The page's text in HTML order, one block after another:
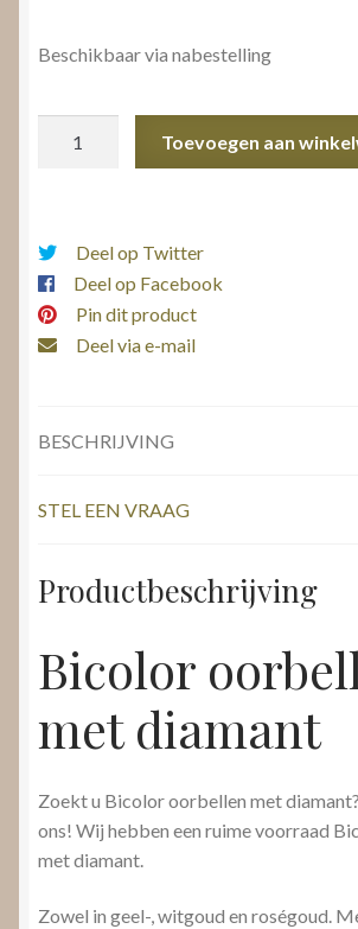
Beschikbaar via nabestelling
aantal
Toevoegen aan
Deel op Twitter
Deel op Facebook
Pin dit product
Deel via e-mail
BESCHRIJVING
STEL EEN VRAAG
Productbeschrijving
Bicolor
met diamant
Zoekt u Bicolor oorbellen met
ons! Wij hebben een ruime voorraad
met diamant.
Zowel in geel-, witgoud en roségoud.